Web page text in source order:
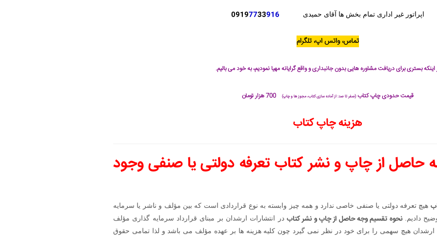
اپراتور غیر اداری تمام بخش ها آقای حمیدی 09197733916
تماس، واتس اپ، تلگرام
اینکه بستری برای دریافت مشاوره هایی بدون جانبداری و واقع گرایانه مهیا نمودیم، به خود می بالیم.
قیمت حدودی چاپ کتاب (صفر تا صد: از آماده سازی کتاب، مجوز ها و چاپ)
هزینه چاپ کتاب
حاصل از چاپ و نشر کتاب تعرفه دولتی یا صنفی وجود
هیچ تعرفه دولتی یا صنفی خاصی ندارد و همه چیز وابسته به نوع قراردادی است که بین مؤلف و ناشر یا سرمایه
دادیم.نحوه تقسیم وجه حاصل از چاپ و نشر کتاب در انتشارات ارشدان بر مبنای قرارداد سرمایه گذاری مؤلف
ارشدان هیچ سهمی را برای خود در نظر نمی گیرد چون کلیه هزینه ها بر عهده مؤلف می باشد و لذا تمامی حقوق